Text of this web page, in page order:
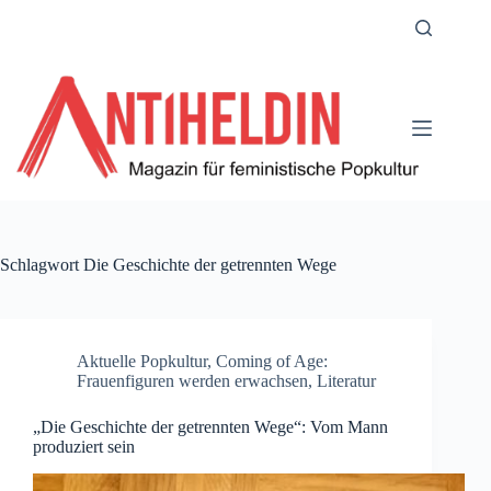
Schlagwort Die Geschichte der getrennten Wege
Aktuelle Popkultur, Coming of Age:
Frauenfiguren werden erwachsen, Literatur
„Die Geschichte der getrennten Wege“: Vom Mann
produziert sein